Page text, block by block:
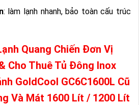
: làm lạnh nhanh, bảo toàn cấu trúc
Quang Chiến Đơn Vị
Cho Thuê Tủ Đông Inox
GoldCool GC6C1600L Cũ
Và Mát 1600 Lít / 1200 Lít